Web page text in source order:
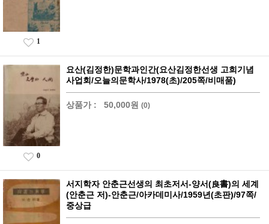
1
요산(김정한)문학과인간(요산김정한선생 고희기념
사업회/오늘의문학사/1978(초)/205쪽/비매품)
상품가 : 50,000원 (0)
0
서지학자 안춘근선생의 최초저서-양서(良書)의 세계
(안춘근 저)-안춘근/아카데미사/1959년(초판)/97쪽/
중상급